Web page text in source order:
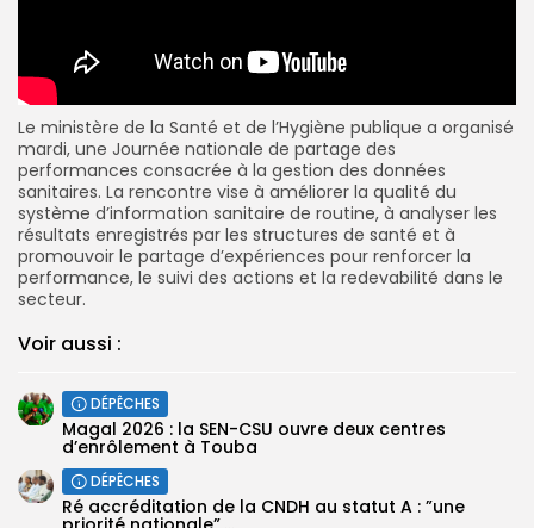
Le ministère de la Santé et de l’Hygiène publique a organisé
mardi, une Journée nationale de partage des
performances consacrée à la gestion des données
sanitaires. La rencontre vise à améliorer la qualité du
système d’information sanitaire de routine, à analyser les
résultats enregistrés par les structures de santé et à
promouvoir le partage d’expériences pour renforcer la
performance, le suivi des actions et la redevabilité dans le
secteur.
Voir aussi :
DÉPÊCHES
Magal 2026 : la SEN-CSU ouvre deux centres
d’enrôlement à Touba
DÉPÊCHES
Ré accréditation de la CNDH au statut A : ”une